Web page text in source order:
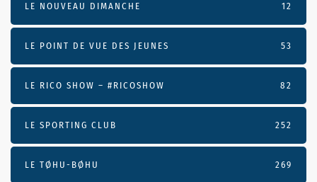
LE NOUVEAU DIMANCHE 12
LE POINT DE VUE DES JEUNES 53
LE RICO SHOW – #RICOSHOW 82
LE SPORTING CLUB 252
LE TØHU-BØHU 269